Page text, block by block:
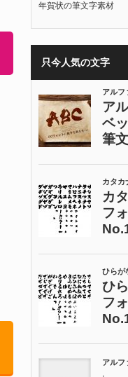
年賀状の筆文字素材
只今人気の文字